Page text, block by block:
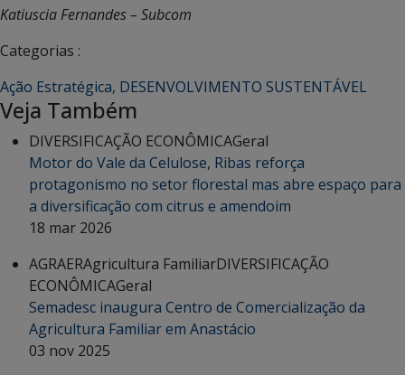
Katiuscia Fernandes – Subcom
Categorias :
Ação Estratégica, DESENVOLVIMENTO SUSTENTÁVEL
Veja Também
DIVERSIFICAÇÃO ECONÔMICAGeral
Motor do Vale da Celulose, Ribas reforça
protagonismo no setor florestal mas abre espaço para
a diversificação com citrus e amendoim
18 mar 2026
AGRAERAgricultura FamiliarDIVERSIFICAÇÃO
ECONÔMICAGeral
Semadesc inaugura Centro de Comercialização da
Agricultura Familiar em Anastácio
03 nov 2025